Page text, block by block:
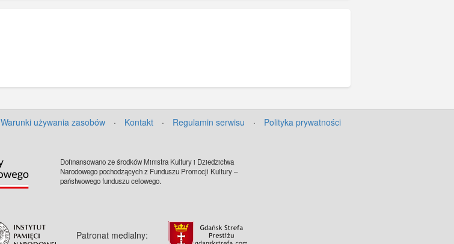
Warunki używania zasobów · Kontakt · Regulamin serwisu · Polityka prywatności
Dofinansowano ze środków Ministra Kultury i Dziedzictwa
Narodowego pochodzących z Funduszu Promocji Kultury –
państwowego funduszu celowego.
Patronat medialny: